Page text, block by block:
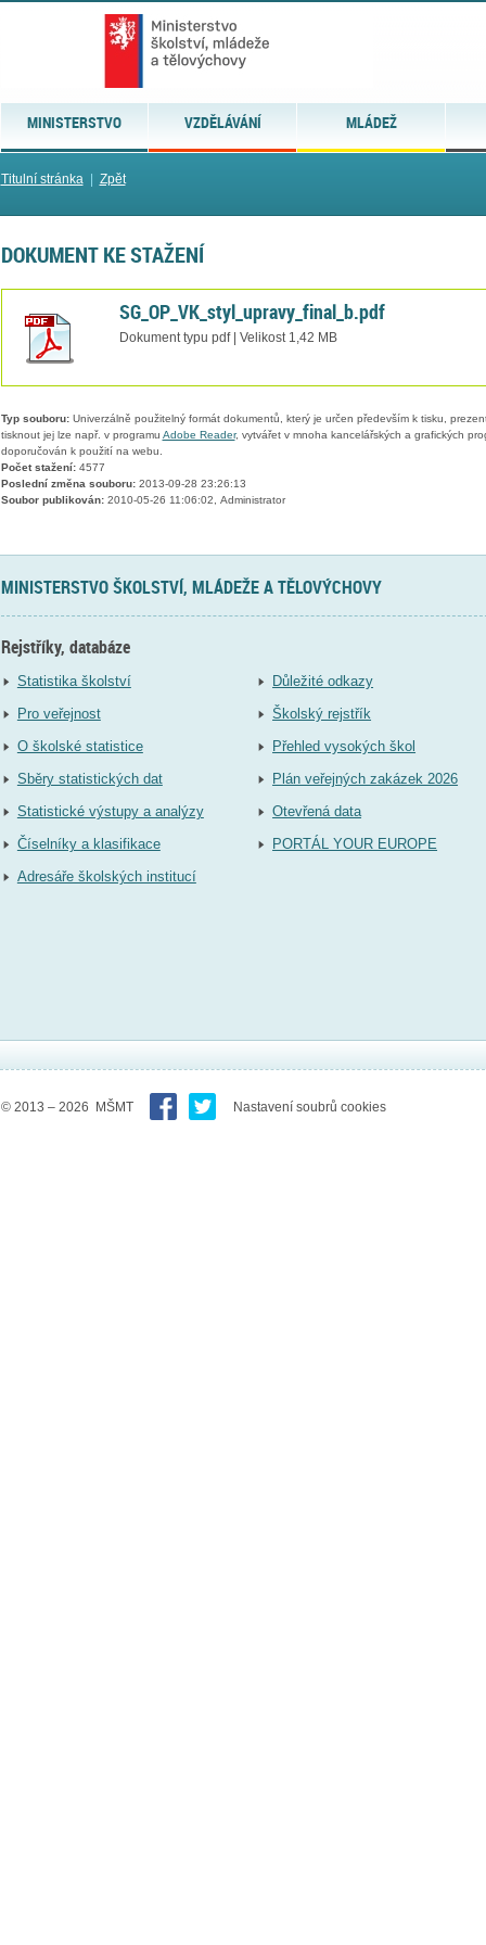
MINISTERSTVO VZDĚLÁVÁNÍ MLÁDEŽ
Titulní stránka| Zpět
DOKUMENT KE STAŽENÍ
SG_OP_VK_styl_upravy_final_b.pdf
Dokument typu pdf | Velikost 1,42 MB
Typ souboru:Univerzálně použitelný formát dokumentů, který je určen především k tisku,
tisknout jej lze např. v programu Adobe Reader, vytvářet v mnoha kancelářských a grafických
doporučován k použití na webu.
Počet stažení:4577
Poslední změna souboru:2013-09-28 23:26:13
Soubor publikován:2010-05-26 11:06:02, Administrator
MINISTERSTVO ŠKOLSTVÍ, MLÁDEŽE A TĚLOVÝCHOVY
Rejstříky, databáze
Statistika školství
Pro veřejnost
O školské statistice
Sběry statistických dat
Statistické výstupy a analýzy
Číselníky a klasifikace
Adresáře školských institucí
Důležité odkazy
Školský rejstřík
Přehled vysokých škol
Plán veřejných zakázek 2026
Otevřená data
PORTÁL YOUR EUROPE
© 2013 – 2026 MŠMT Nastavení soubrů cookies